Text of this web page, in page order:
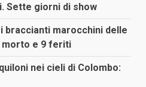
Sette giorni di show
braccianti marocchini delle
morto e 9 feriti
nei cieli di Colombo: